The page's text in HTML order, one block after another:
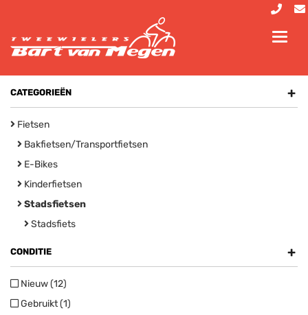
CATEGORIEËN +
Fietsen
Bakfietsen/Transportfietsen
E-Bikes
Kinderfietsen
Stadsfietsen
Stadsfiets
CONDITIE +
Nieuw (12)
Gebruikt (1)